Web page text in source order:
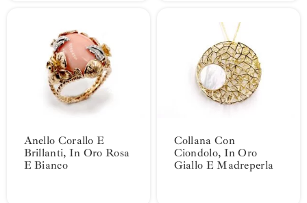
Anello Corallo E
Brillanti, In Oro Rosa
E Bianco
Collana Con
Ciondolo, In Oro
Giallo E Madreperla